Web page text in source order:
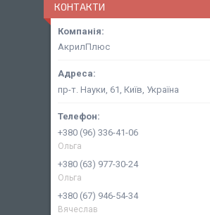
КОНТАКТИ
АкрилПлюс
пр-т. Науки, 61, Київ, Україна
+380 (96) 336-41-06
Ольга
+380 (63) 977-30-24
Ольга
+380 (67) 946-54-34
Вячеслав